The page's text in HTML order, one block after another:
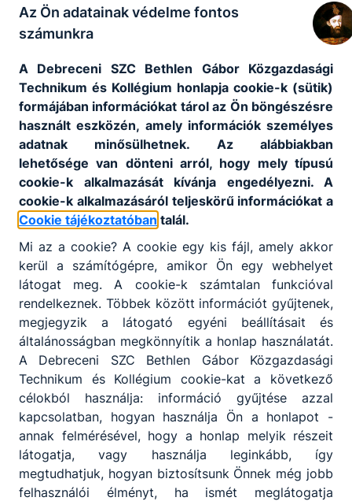
Az Ön adatainak védelme fontos
számunkra
A Debreceni SZC Bethlen Gábor Közgazdasági
Technikum és Kollégium honlapja cookie-k (sütik)
formájában információkat tárol az Ön böngészésre
használt eszközén, amely információk személyes
adatnak minősülhetnek. Az alábbiakban
lehetősége van dönteni arról, hogy mely típusú
cookie-k alkalmazását kívánja engedélyezni. A
cookie-k alkalmazásáról teljeskörű információkat a
Cookie tájékoztatóban talál.
Mi az a cookie? A cookie egy kis fájl, amely akkor
kerül a számítógépre, amikor Ön egy webhelyet
látogat meg. A cookie-k számtalan funkcióval
rendelkeznek. Többek között információt gyűjtenek,
megjegyzik a látogató egyéni beállításait és
általánosságban megkönnyítik a honlap használatát.
A Debreceni SZC Bethlen Gábor Közgazdasági
Technikum és Kollégium cookie-kat a következő
célokból használja: információ gyűjtése azzal
kapcsolatban, hogyan használja Ön a honlapot -
annak felmérésével, hogy a honlap melyik részeit
látogatja, vagy használja leginkább, így
megtudhatjuk, hogyan biztosítsunk Önnek még jobb
felhasználói élményt, ha ismét meglátogatja